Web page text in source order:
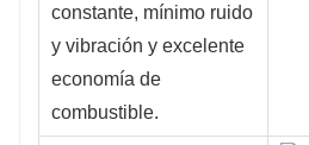
constante, mínimo ruido
y vibración y excelente
economía de
combustible.